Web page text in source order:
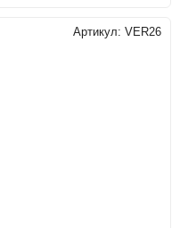
Артикул: VER26